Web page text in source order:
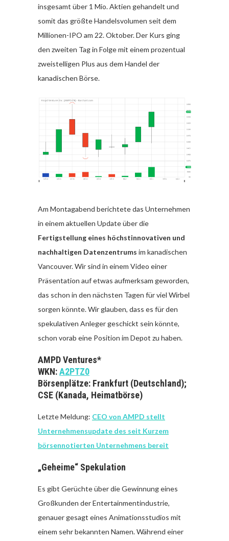
insgesamt über 1 Mio. Aktien gehandelt und
somit das größte Handelsvolumen seit dem
Millionen-IPO am 22. Oktober. Der Kurs ging
den zweiten Tag in Folge mit einem prozentual
zweistelligen Plus aus dem Handel der
kanadischen Börse.
Am Montagabend berichtete das Unternehmen
in einem aktuellen Update über die
Fertigstellung eines höchstinnovativen und
nachhaltigen Datenzentrums im kanadischen
Vancouver. Wir sind in einem Video einer
Präsentation auf etwas aufmerksam geworden,
das schon in den nächsten Tagen für viel Wirbel
sorgen könnte. Wir glauben, dass es für den
spekulativen Anleger geschickt sein könnte,
schon vorab eine Position im Depot zu haben.
AMPD Ventures*
WKN:A2PTZ0
Börsenplätze: Frankfurt (Deutschland);
CSE (Kanada, Heimatbörse)
Letzte Meldung: CEO von AMPD stellt
Unternehmensupdate des seit Kurzem
börsennotierten Unternehmens bereit
„Geheime“ Spekulation
Es gibt Gerüchte über die Gewinnung eines
Großkunden der Entertainmentindustrie,
genauer gesagt eines Animationsstudios mit
einem sehr bekannten Namen. Während einer